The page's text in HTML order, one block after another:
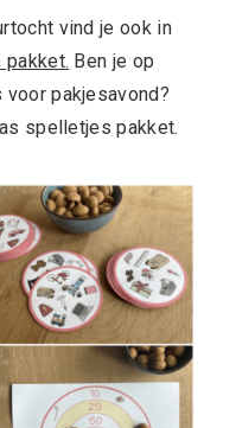
vind je ook in
Ben je op
pakjesavond?
spelletjes pakket.